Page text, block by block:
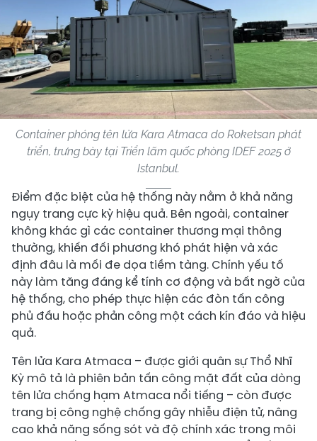
Container phóng tên lửa Kara Atmaca do Roketsan phát
triển, trưng bày tại Triển lãm quốc phòng IDEF 2025 ở
Istanbul.
Điểm đặc biệt của hệ thống này nằm ở khả năng
ngụy trang cực kỳ hiệu quả. Bên ngoài, container
không khác gì các container thương mại thông
thường, khiến đối phương khó phát hiện và xác
định đâu là mối đe dọa tiềm tàng. Chính yếu tố
này làm tăng đáng kể tính cơ động và bất ngờ của
hệ thống, cho phép thực hiện các đòn tấn công
phủ đầu hoặc phản công một cách kín đáo và hiệu
quả.
Tên lửa Kara Atmaca – được giới quân sự Thổ Nhĩ
Kỳ mô tả là phiên bản tấn công mặt đất của dòng
tên lửa chống hạm Atmaca nổi tiếng – còn được
trang bị công nghệ chống gây nhiễu điện tử, nâng
cao khả năng sống sót và độ chính xác trong môi